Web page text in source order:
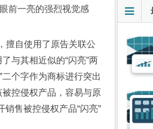
前一亮的强烈视觉感
擅自使用了原告关联公
与其相近似的“闪亮”两
个字作为商标进行突出
控侵权产品，容易与原
售被控侵权产品“闪亮”